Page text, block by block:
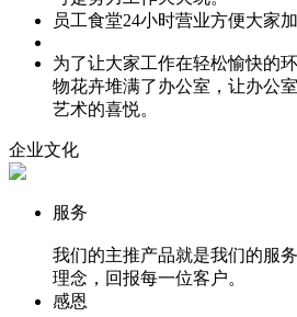
员工食堂24小时营业方便大家加
为了让大家工作在轻松愉快的
物花卉堆满了办公室，让办公
艺术的喜悦。
企业文化
服务
我们的主推产品就是我们的服
理念，回报每一位客户。
感恩